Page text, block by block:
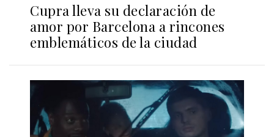
Cupra lleva su declaración de
amor por Barcelona a rincones
emblemáticos de la ciudad